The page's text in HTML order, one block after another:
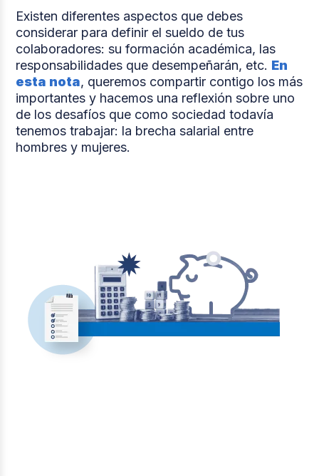
Existen diferentes aspectos que debes
considerar para definir el sueldo de tus
colaboradores: su formación académica, las
responsabilidades que desempeñarán, etc. En
esta nota, queremos compartir contigo los más
importantes y hacemos una reflexión sobre uno
de los desafíos que como sociedad todavía
tenemos trabajar: la brecha salarial entre
hombres y mujeres.